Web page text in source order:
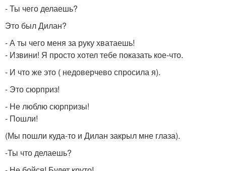
- Ты чего делаешь?
Это был Дилан?
- А ты чего меня за руку хватаешь!
- Извини! Я просто хотел тебе показать кое-что.
- И что же это ( недоверчево спросила я).
- Это сюрприз!
- Не люблю сюрпризы!
- Пошли!
(Мы пошли куда-то и Дилан закрыл мне глаза).
-Ты что делаешь?